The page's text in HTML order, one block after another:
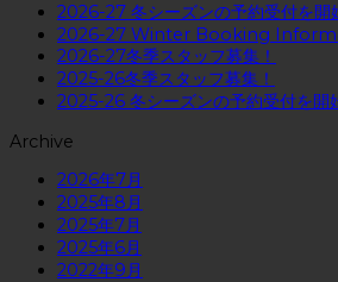
2026-27 冬シーズンの予約受付を開
2026-27 Winter Booking
2026-27冬季スタッフ募集！
2025-26冬季スタッフ募集！
2025-26 冬シーズンの予約受付を開
Archive
2026年7月
2025年8月
2025年7月
2025年6月
2022年9月